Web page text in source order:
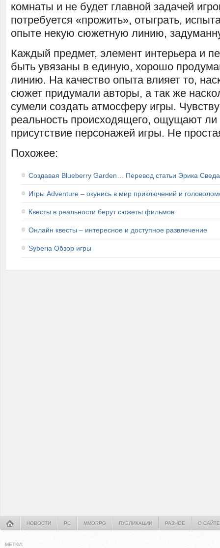
комнаты и не будет главной задачей
потребуется «прожить», отыграть,
опыте некую сюжетную линию,
Каждый предмет, элемент интерьера и
быть увязаны в единую, хорошо
линию. На качество опыта влияет то,
сюжет придумали авторы, а так же
сумели создать атмосферу игры.
реальность происходящего, ощущают ли
присутствие персонажей игры. Не
Похожее:
Создавая Blueberry Garden… Перевод статьи Эрика
Игры Adventure – окунись в мир приключений и
Квесты в реальности берут сюжеты фильмов
Онлайн квесты – интересное и доступное развлечение
Syberia Обзор игры
НОВОСТИ PC MMORPG ПУБЛИКАЦИИ РАЗНОЕ О САЙТЕ
МЕТКИ: